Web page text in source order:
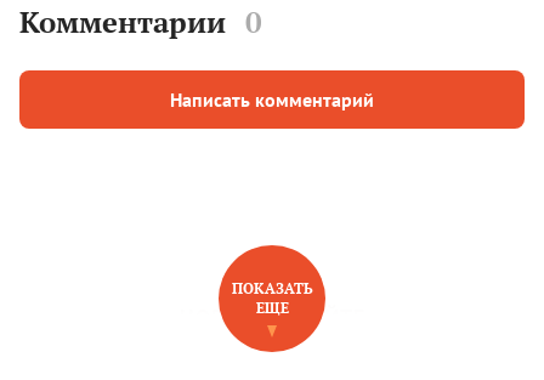
Комментарии 0
Написать комментарий
НОВОЕ НА САЙТЕ
ПОКАЗАТЬ
ЕЩЕ